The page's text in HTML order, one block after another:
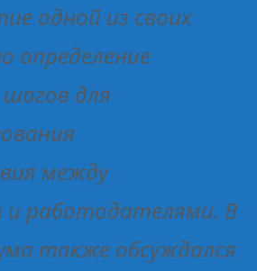
одной из своих
определение
для
между
и работодателями. В
также обсуждался